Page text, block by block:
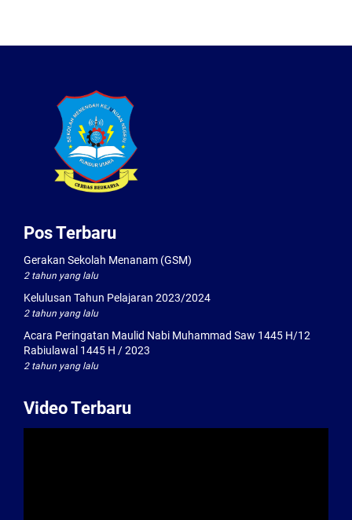
Pos Terbaru
Gerakan Sekolah Menanam (GSM)
2 tahun yang lalu
Kelulusan Tahun Pelajaran 2023/2024
2 tahun yang lalu
Acara Peringatan Maulid Nabi Muhammad Saw 1445 H/12
Rabiulawal 1445 H / 2023
2 tahun yang lalu
Video Terbaru